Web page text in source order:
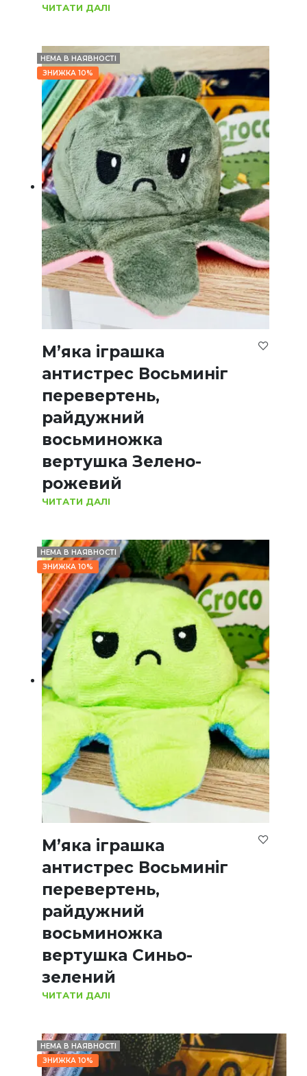
ЧИТАТИ ДАЛІ
НЕМА В НАЯВНОСТІ
ЗНИЖКА 10%
М’яка іграшка
антистрес Восьминіг
перевертень,
райдужний
восьминожка
вертушка Зелено-
рожевий
ЧИТАТИ ДАЛІ
НЕМА В НАЯВНОСТІ
ЗНИЖКА 10%
М’яка іграшка
антистрес Восьминіг
перевертень,
райдужний
восьминожка
вертушка Синьо-
зелений
ЧИТАТИ ДАЛІ
НЕМА В НАЯВНОСТІ
ЗНИЖКА 10%